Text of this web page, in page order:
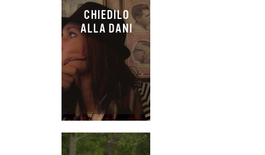
CHIEDILO
ALLA DANI